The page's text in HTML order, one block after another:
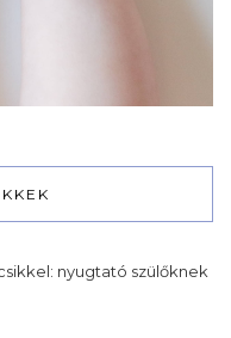
nyugtató szülőknek